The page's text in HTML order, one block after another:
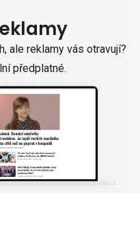
ale reklamy vás otravují?
předplatné.